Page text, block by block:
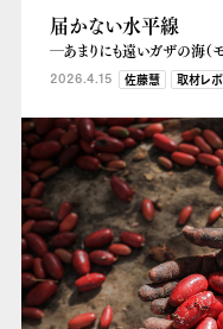
届かない水平線
―あまりにも遠いガザの海（
2026.4.15 佐藤慧 取材レ